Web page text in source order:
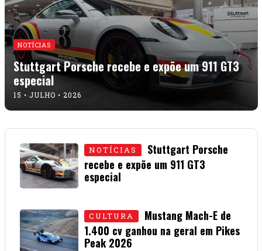
NOTÍCIAS
Stuttgart Porsche recebe e expõe um 911 GT3
especial
15 • JULHO • 2026
NOTÍCIAS
Stuttgart Porsche
recebe e expõe um 911 GT3
especial
CULTURA
Mustang Mach-E de
1.400 cv ganhou na geral em Pikes
Peak 2026